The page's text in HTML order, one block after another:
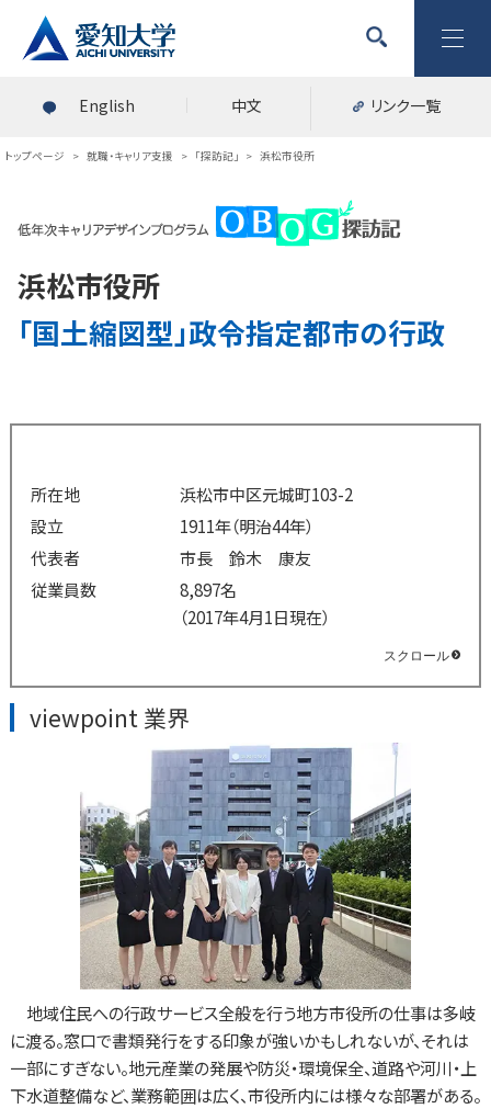
English 中文 リンク一覧
トップページ > 就職・キャリア支援 > 「探訪記」 > 浜松市役所
浜松市役所
「国土縮図型」政令指定都市の行政
所在地
浜松市中区元城町103-2
設立
1911年（明治44年）
代表者
市長 鈴木 康友
従業員数
8,897名
（2017年4月1日現在）
viewpoint 業界
地域住民への行政サービス全般を行う地方市役所の仕事は多岐
に渡る。窓口で書類発行をする印象が強いかもしれないが、それは
一部にすぎない。地元産業の発展や防災・環境保全、道路や河川・上
下水道整備など、業務範囲は広く、市役所内には様々な部署がある。